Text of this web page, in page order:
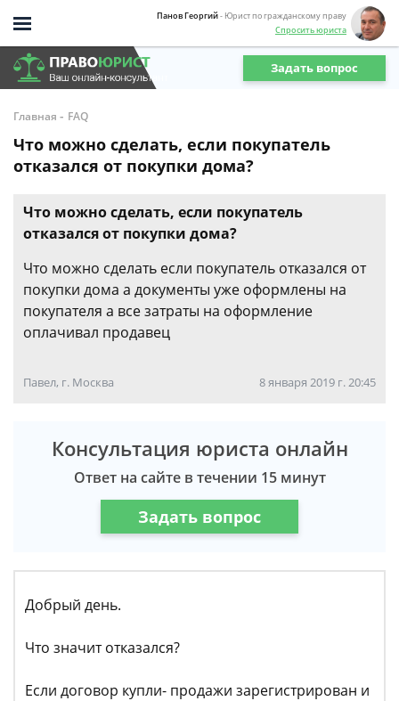
Панов Георгий- Юрист по гражданскому праву
Спросить юриста
Задать вопрос
Главная - FAQ
Что можно сделать, если покупатель
отказался от покупки дома?
Что можно сделать, если покупатель
отказался от покупки дома?
Что можно сделать если покупатель отказался от
покупки дома а документы уже оформлены на
покупателя а все затраты на оформление
оплачивал продавец
Павел, г. Москва 8 января 2019 г. 20:45
Консультация юриста онлайн
Ответ на сайте в течении 15 минут
Задать вопрос
Добрый день.
Что значит отказался?
Если договор купли- продажи зарегистрирован и